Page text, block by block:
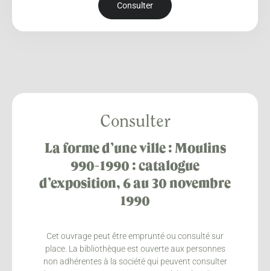
Consulter
Consulter
La forme d’une ville : Moulins
990-1990 : catalogue
d’exposition, 6 au 30 novembre
1990
Cet ouvrage peut être emprunté ou consulté sur
place. La bibliothèque est ouverte aux personnes
non adhérentes à la société qui peuvent consulter